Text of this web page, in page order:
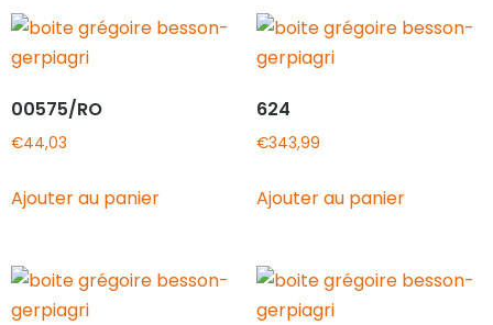
00575/RO
€44,03
Ajouter au panier
624
€343,99
Ajouter au panier